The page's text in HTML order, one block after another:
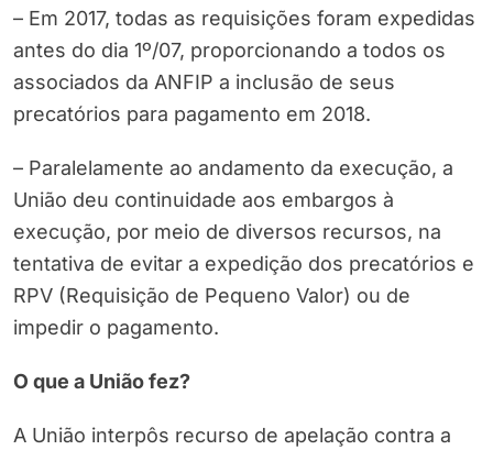
– Em 2017, todas as requisições foram expedidas
antes do dia 1º/07, proporcionando a todos os
associados da ANFIP a inclusão de seus
precatórios para pagamento em 2018.
– Paralelamente ao andamento da execução, a
União deu continuidade aos embargos à
execução, por meio de diversos recursos, na
tentativa de evitar a expedição dos precatórios e
RPV (Requisição de Pequeno Valor) ou de
impedir o pagamento.
O que a União fez?
A União interpôs recurso de apelação contra a